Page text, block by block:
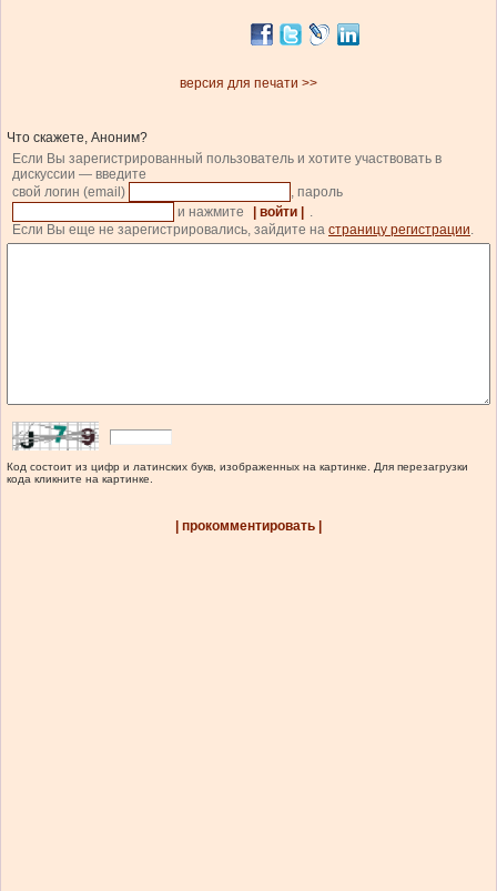
версия для печати >>
Что скажете, Аноним?
Если Вы зарегистрированный пользователь и хотите участвовать в
дискуссии — введите
свой логин (email)
, пароль
и нажмите
| войти |
.
Если Вы еще не зарегистрировались, зайдите на страницу регистрации.
Код состоит из цифр и латинских букв, изображенных на картинке. Для перезагрузки
кода кликните на картинке.
| прокомментировать |